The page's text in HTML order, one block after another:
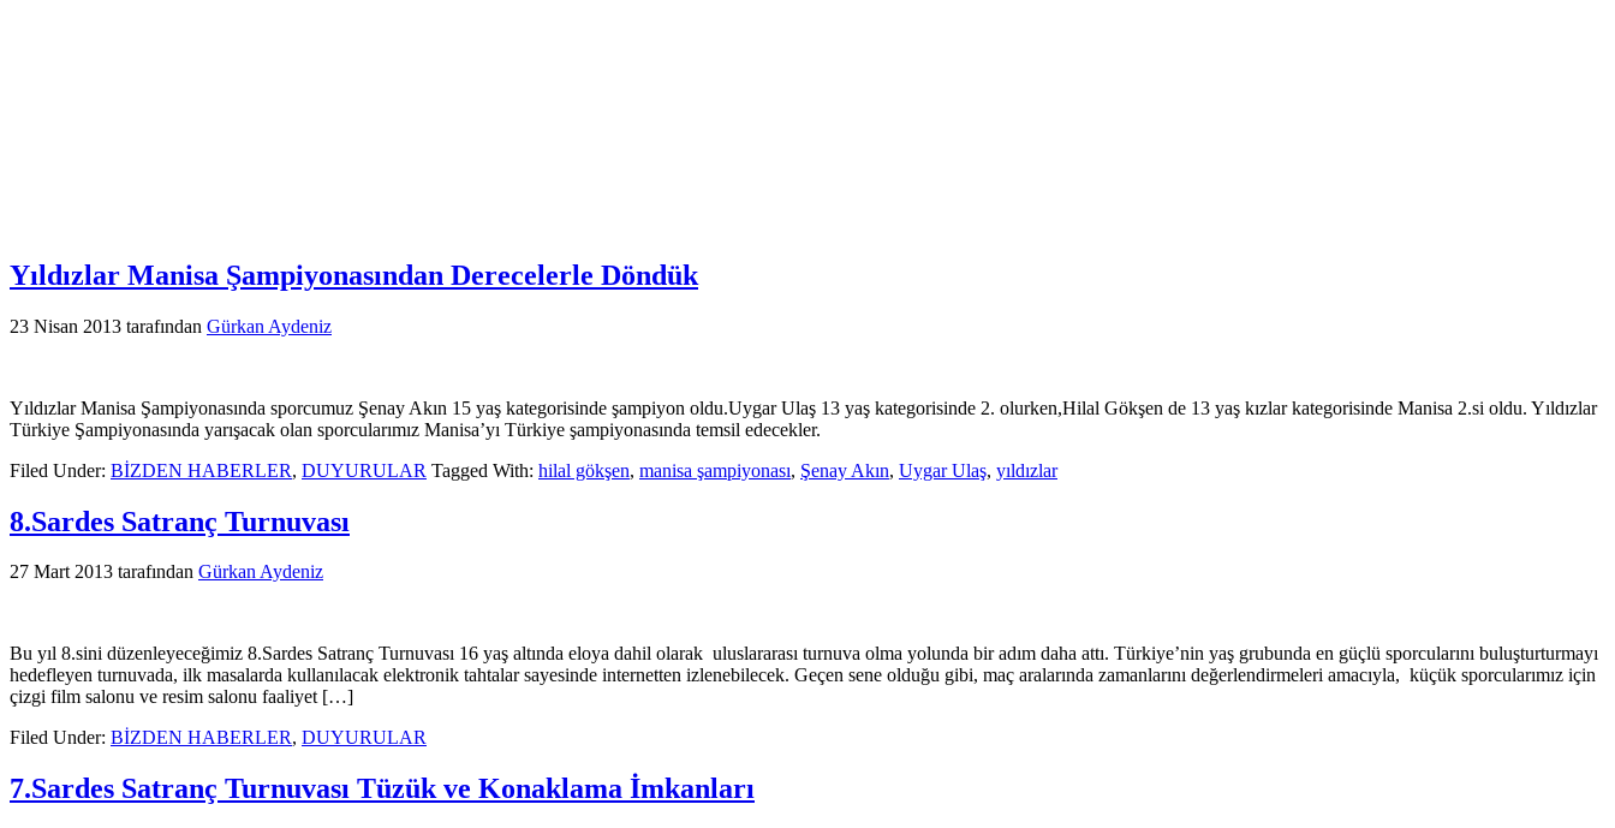
Yıldızlar Manisa Şampiyonasından Derecelerle Döndük
23 Nisan 2013 tarafından Gürkan Aydeniz
Yıldızlar Manisa Şampiyonasında sporcumuz Şenay Akın 15 yaş kategorisinde şampiyon oldu.Uygar Ulaş 13 yaş kategorisinde 2. olurken,Hilal Gökşen de 13 yaş kızlar kategorisinde Manisa 2.si oldu. Yıldızlar
Türkiye Şampiyonasında yarışacak olan sporcularımız Manisa’yı Türkiye şampiyonasında temsil edecekler.
Filed Under: BİZDEN HABERLER, DUYURULAR Tagged With: hilal gökşen, manisa şampiyonası, Şenay Akın, Uygar Ulaş, yıldızlar
8.Sardes Satranç Turnuvası
27 Mart 2013 tarafından Gürkan Aydeniz
Bu yıl 8.sini düzenleyeceğimiz 8.Sardes Satranç Turnuvası 16 yaş altında eloya dahil olarak uluslararası turnuva olma yolunda bir adım daha attı. Türkiye’nin yaş grubunda en güçlü sporcularını buluşturturmayı
hedefleyen turnuvada, ilk masalarda kullanılacak elektronik tahtalar sayesinde internetten izlenebilecek. Geçen sene olduğu gibi, maç aralarında zamanlarını değerlendirmeleri amacıyla, küçük sporcularımız için
çizgi film salonu ve resim salonu faaliyet […]
Filed Under: BİZDEN HABERLER, DUYURULAR
7.Sardes Satranç Turnuvası Tüzük ve Konaklama İmkanları